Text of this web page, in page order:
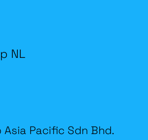
NL
Asia Pacific Sdn Bhd.